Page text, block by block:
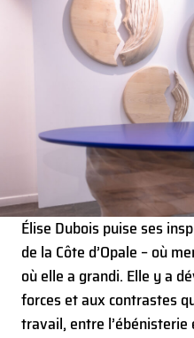
Élise Dubois puise ses
de la Côte d’Opale – où
où elle a grandi. Elle y a
forces et aux contrastes
travail, entre l’ébénisterie